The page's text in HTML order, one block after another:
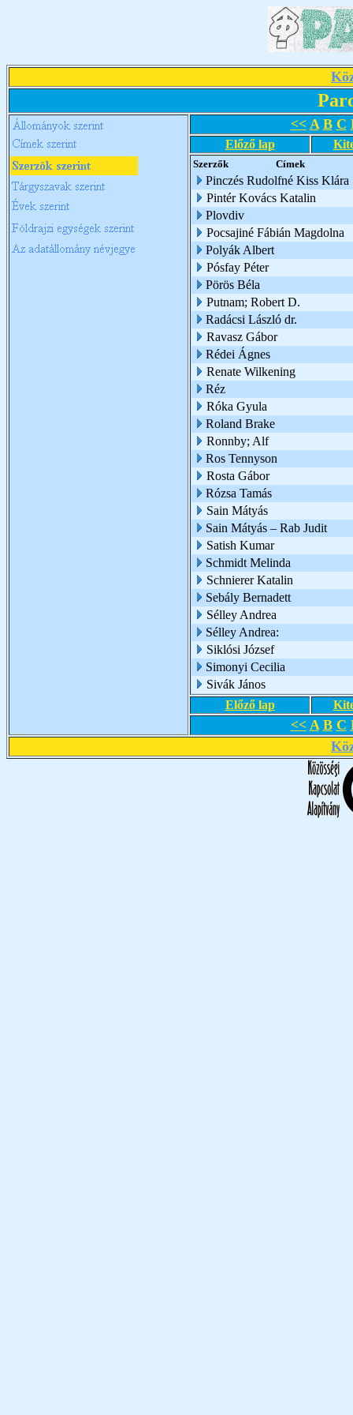
<< A B C
Előző lap
Szerzők Címek
Pinczés Rudolfné Kiss Klára
Pintér Kovács Katalin
Plovdiv
Pocsajiné Fábián Magdolna
Polyák Albert
Pósfay Péter
Pörös Béla
Putnam; Robert D.
Radácsi László dr.
Ravasz Gábor
Rédei Ágnes
Renate Wilkening
Réz
Róka Gyula
Roland Brake
Ronnby; Alf
Ros Tennyson
Rosta Gábor
Rózsa Tamás
Sain Mátyás
Sain Mátyás – Rab Judit
Satish Kumar
Schmidt Melinda
Schnierer Katalin
Sebály Bernadett
Sélley Andrea
Sélley Andrea:
Siklósi József
Simonyi Cecilia
Sivák János
Előző lap
<< A B C